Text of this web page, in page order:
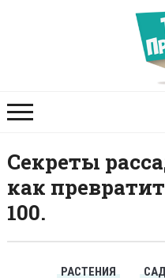
Секреты
как
100.
РАСТЕНИЯ